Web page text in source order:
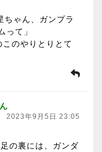
ちゃん、ガンプラ
って」
のやりとりとて
2023年9月5日 23:05
の裏には、ガンダ